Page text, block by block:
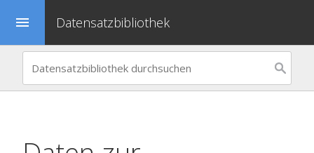
menu Datensatzbibliothek